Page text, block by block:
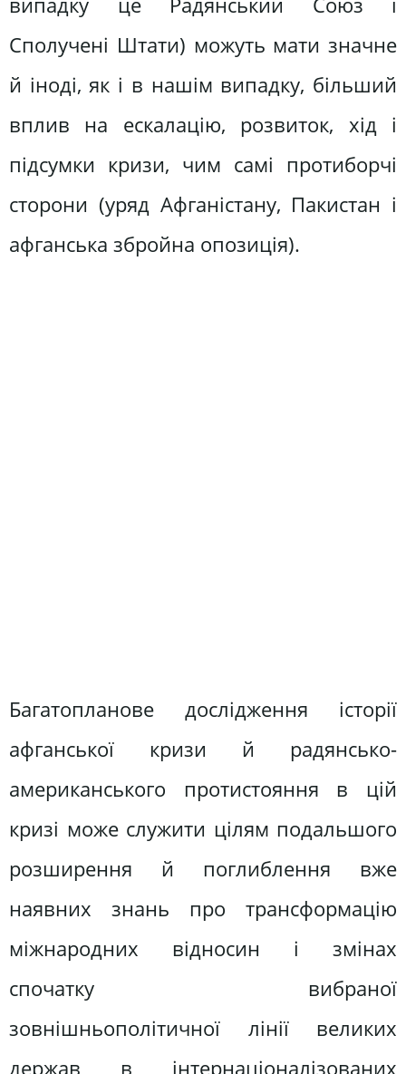
Сполучені Штати) можуть мати значне
й іноді, як і в нашім випадку, більший
вплив на ескалацію, розвиток, хід і
підсумки кризи, чим самі протиборчі
сторони (уряд Афганістану, Пакистан і
афганська збройна опозиція).
Багатопланове дослідження історії
афганської кризи й радянсько-
американського протистояння в цій
кризі може служити цілям подальшого
розширення й поглиблення вже
наявних знань про трансформацію
міжнародних відносин і змінах
спочатку вибраної
зовнішньополітичної лінії великих
держав в інтернаціоналізованих